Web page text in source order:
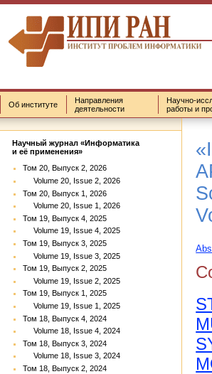
Об институте
Направления
деятельности
Научно-
работы и
Научный журнал «Информатика
и её применения»
Том 20, Выпуск 2, 2026
Volume 20, Issue 2, 2026
Том 20, Выпуск 1, 2026
Volume 20, Issue 1, 2026
Том 19, Выпуск 4, 2025
Volume 19, Issue 4, 2025
Том 19, Выпуск 3, 2025
Volume 19, Issue 3, 2025
Том 19, Выпуск 2, 2025
Volume 19, Issue 2, 2025
Том 19, Выпуск 1, 2025
Volume 19, Issue 1, 2025
Том 18, Выпуск 4, 2024
Volume 18, Issue 4, 2024
Том 18, Выпуск 3, 2024
Volume 18, Issue 3, 2024
Том 18, Выпуск 2, 2024